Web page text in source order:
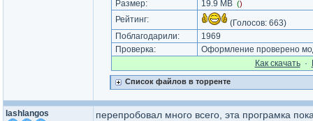
Размер:
19.9 MB ()
Рейтинг: (Голосов: 663)
Поблагодарили:
1969
Проверка:
Оформление проверено
Как cкачать·
Список файлов в торренте
lashlangos перепробовал много всего, эта програмка